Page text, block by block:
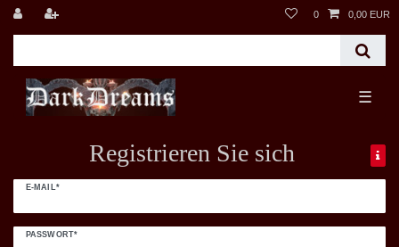
0 0,00 EUR
☰
Registrieren Sie sich
E-MAIL*
PASSWORT*
Honig